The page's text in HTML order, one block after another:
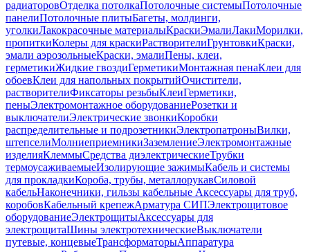
радиаторовОтделка потолкаПотолочные системыПотолочные
панелиПотолочные плитыБагеты, молдинги,
уголкиЛакокрасочные материалыКраскиЭмалиЛакиМорилки,
пропиткиКолеры для краскиРастворителиГрунтовкиКраски,
эмали аэрозольныеКраски, эмалиПены, клеи,
герметикиЖидкие гвоздиГерметикиМонтажная пенаКлеи для
обоевКлеи для напольных покрытийОчистители,
растворителиФиксаторы резьбыКлеиГерметики,
пеныЭлектромонтажное оборудованиеРозетки и
выключателиЭлектрические звонкиКоробки
распределительные и подрозетникиЭлектропатроныВилки,
штепселиМолниеприемникиЗаземлениеЭлектромонтажные
изделияКлеммыСредства диэлектрическиеТрубки
термоусаживаемыеИзолирующие зажимыКабель и системы
для прокладкиКороба, трубы, металлорукавСиловой
кабельНаконечники, гильзы кабельные Аксессуары для труб,
коробовКабельный крепежАрматура СИПЭлектрощитовое
оборудованиеЭлектрощитыАксессуары для
электрощитаШины электротехническиеВыключатели
путевые, концевыеТрансформаторыАппаратура